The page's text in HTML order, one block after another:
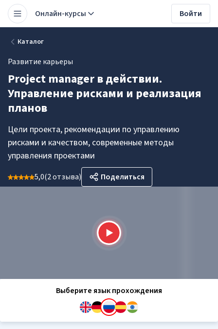
Онлайн-курсы Войти
Каталог
Развитие карьеры
Project manager в действии.
Управление рисками и реализация
планов
Цели проекта, рекомендации по управлению
рисками и качеством, современные методы
управления проектами
5,0(2 отзыва) Поделиться
Выберите язык прохождения